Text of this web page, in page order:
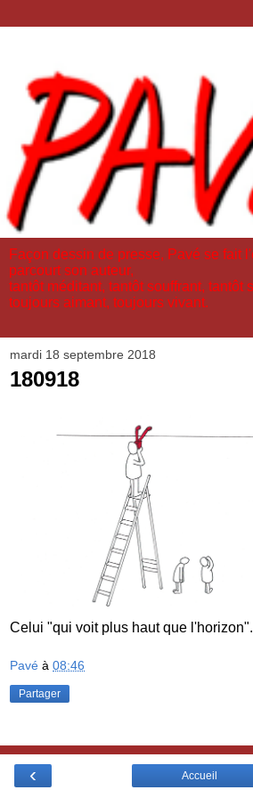
Façon dessin de presse, Pavé se fait
parcourt son auteur,
tantôt méditant, tantôt souffrant, tantôt
toujours aimant, toujours vivant.
mardi 18 septembre 2018
180918
Celui "qui voit plus haut que
Pavé à 08:46
Partager
‹ Accueil